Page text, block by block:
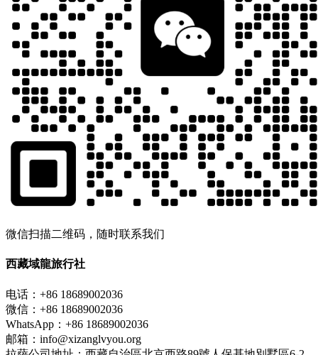
微信扫描二维码，随时联系我们
西藏域龍旅行社
电话：+86 18689002036
微信：+86 18689002036
WhatsApp：+86 18689002036
邮箱：info@xizanglvyou.org